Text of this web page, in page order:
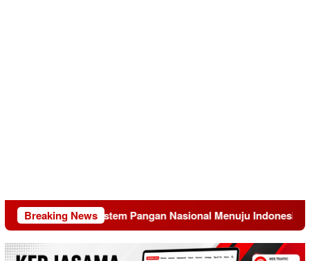
Breaking News
Sistem Pangan Nasional Menuju Indonesia Emas